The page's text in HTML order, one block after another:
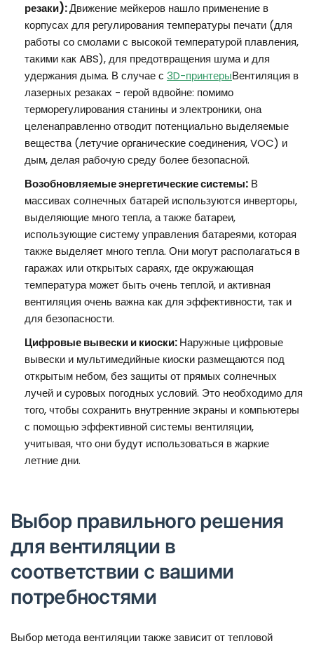
резаки):Движение мейкеров нашло применение в
корпусах для регулирования температуры печати (для
работы со смолами с высокой температурой плавления,
такими как ABS), для предотвращения шума и для
удержания дыма. В случае с 3D-принтерыВентиляция в
лазерных резаках - герой вдвойне: помимо
терморегулирования станины и электроники, она
целенаправленно отводит потенциально выделяемые
вещества (летучие органические соединения, VOC) и
дым, делая рабочую среду более безопасной.
Возобновляемые энергетические системы: В
массивах солнечных батарей используются инверторы,
выделяющие много тепла, а также батареи,
использующие систему управления батареями, которая
также выделяет много тепла. Они могут располагаться в
гаражах или открытых сараях, где окружающая
температура может быть очень теплой, и активная
вентиляция очень важна как для эффективности, так и
для безопасности.
Цифровые вывески и киоски:Наружные цифровые
вывески и мультимедийные киоски размещаются под
открытым небом, без защиты от прямых солнечных
лучей и суровых погодных условий. Это необходимо для
того, чтобы сохранить внутренние экраны и компьютеры
с помощью эффективной системы вентиляции,
учитывая, что они будут использоваться в жаркие
летние дни.
Выбор правильного решения
для вентиляции в
соответствии с вашими
потребностями
Выбор метода вентиляции также зависит от тепловой